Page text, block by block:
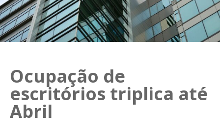
Ocupação de
escritórios triplica até
Abril